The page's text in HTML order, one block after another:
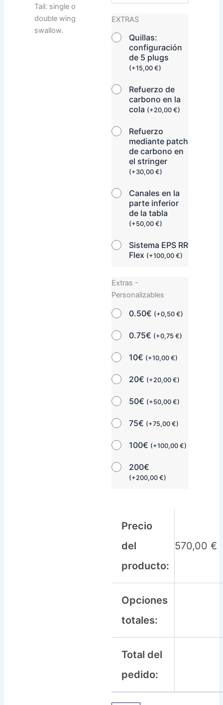
EXTRAS
Quillas:
configuración
de 5 plugs
(+15,00€)
Refuerzo de
carbono en la
cola (+20,00€)
Refuerzo
mediante patch
de carbono en
el stringer
(+30,00€)
Canales en la
parte inferior
de la tabla
(+50,00€)
Sistema EPS RR
Flex (+100,00€)
Extras -
Personalizables
0.50€ (+0,50€)
0.75€ (+0,75€)
10€ (+10,00€)
20€ (+20,00€)
50€ (+50,00€)
75€ (+75,00€)
100€ (+100,00€)
200€
(+200,00€)
Precio
del
producto:
570,00€
Opciones
totales:
Total del
pedido:
Tail: single o
double wing
swallow.